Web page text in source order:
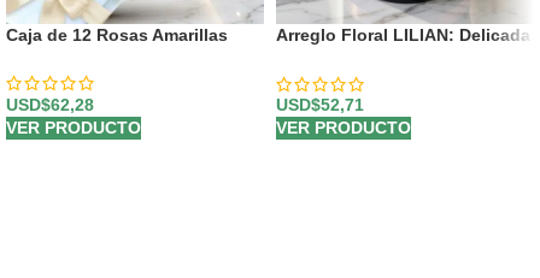
Caja de 12 Rosas Amarillas
USD$62,28
VER PRODUCTO
Arreglo Floral LILIAN: Delicada
USD$52,71
VER PRODUCTO